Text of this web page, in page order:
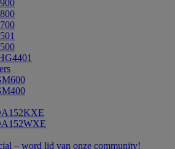
– word lid van onze community!